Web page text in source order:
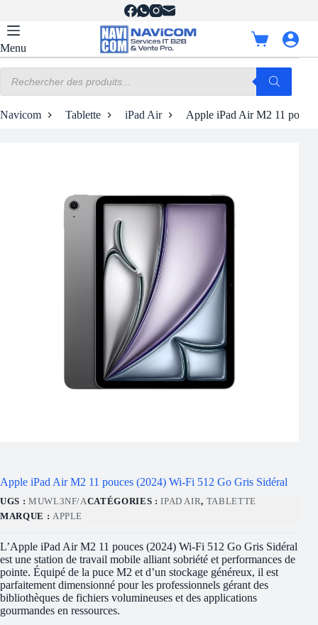
contenu
Menu
Panier
d’achat
produits
Navicom Tablette iPad Air Apple iPad Air M2 11
Apple iPad Air M2 11 pouces (2024) Wi-Fi 512 Go Gris Sidéral
UGS : MUWL3NF/ACATÉGORIES :IPAD AIR, TABLETTE
MARQUE : APPLE
L’Apple iPad Air M2 11 pouces (2024) Wi-Fi 512 Go Gris Sidéral
est une station de travail mobile alliant sobriété et performances de
pointe. Équipé de la puce M2 et d’un stockage généreux, il est
parfaitement dimensionné pour les professionnels gérant des
bibliothèques de fichiers volumineuses et des applications
gourmandes en ressources.